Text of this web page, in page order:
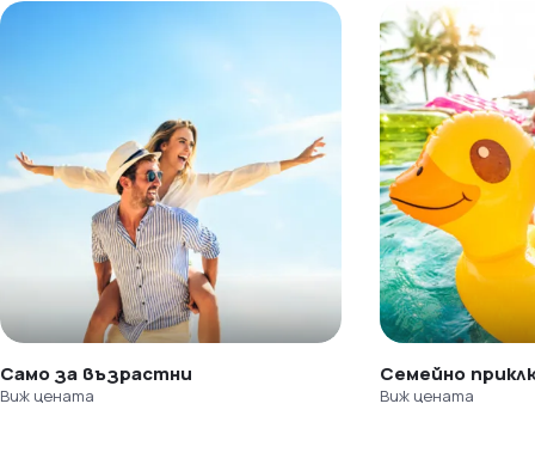
Само за възрастни
Виж цената
Семейно
Виж цената